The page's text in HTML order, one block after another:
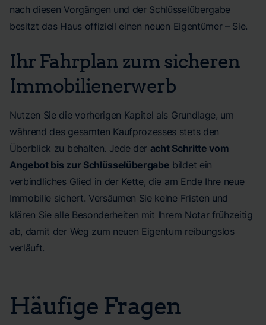
nach diesen Vorgängen und der Schlüsselübergabe
besitzt das Haus offiziell einen neuen Eigentümer – Sie.
Ihr Fahrplan zum sicheren
Immobilienerwerb
Nutzen Sie die vorherigen Kapitel als Grundlage, um
während des gesamten Kaufprozesses stets den
Überblick zu behalten. Jede der acht Schritte vom
Angebot bis zur Schlüsselübergabe bildet ein
verbindliches Glied in der Kette, die am Ende Ihre neue
Immobilie sichert. Versäumen Sie keine Fristen und
klären Sie alle Besonderheiten mit Ihrem Notar frühzeitig
ab, damit der Weg zum neuen Eigentum reibungslos
verläuft.
Häufige Fragen